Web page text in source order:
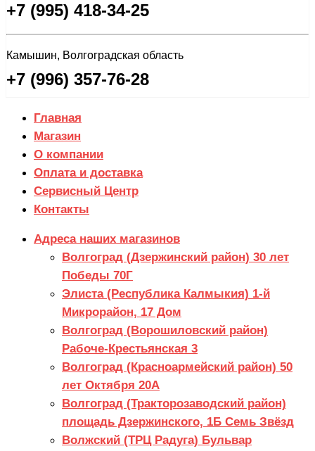
+7 (995) 418-34-25
Камышин, Волгоградская область
+7 (996) 357-76-28
Главная
Магазин
О компании
Оплата и доставка
Сервисный Центр
Контакты
Адреса наших магазинов
Волгоград (Дзержинский район) 30 лет
Победы 70Г
Элиста (Республика Калмыкия) 1-й
Микрорайон, 17 Дом
Волгоград (Ворошиловский район)
Рабоче-Крестьянская 3
Волгоград (Красноармейский район) 50
лет Октября 20А
Волгоград (Тракторозаводский район)
площадь Дзержинского, 1Б Семь Звёзд
Волжский (ТРЦ Радуга) Бульвар